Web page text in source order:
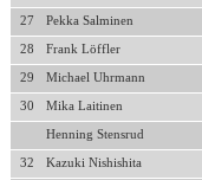
27 Pekka Salminen
28 Frank Löffler
29 Michael Uhrmann
30 Mika Laitinen
Henning Stensrud
32 Kazuki Nishishita